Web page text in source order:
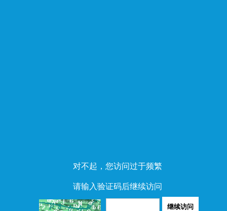
对不起，您访问过于频繁
请输入验证码后继续访问
继续访问